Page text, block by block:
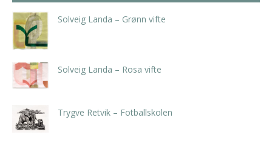
Solveig Landa – Grønn vifte
Solveig Landa – Rosa vifte
Trygve Retvik – Fotballskolen